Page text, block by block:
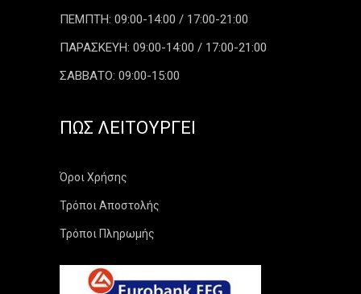
ΠΕΜΠΤΗ: 09:00-14:00 / 17:00-21:00
ΠΑΡΑΣΚΕΥΗ: 09:00-14:00 / 17:00-21:00
ΣΑΒΒΑΤΟ: 09:00-15:00
ΠΏΣ ΛΕΙΤΟΥΡΓΕΊ
Όροι Χρήσης
Τρόποι Αποστολής
Τρόποι Πληρωμής